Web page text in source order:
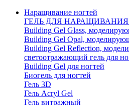
Наращивание ногтей
ГЕЛЬ ДЛЯ
Building Gel Glass,
Building Gel Opal,
Building Gel Reflection,
светоотражающий гель для
Building Gel для ногтей
Биогель для ногтей
Гель 3D
Гель Acryl Gel
Гель витражный